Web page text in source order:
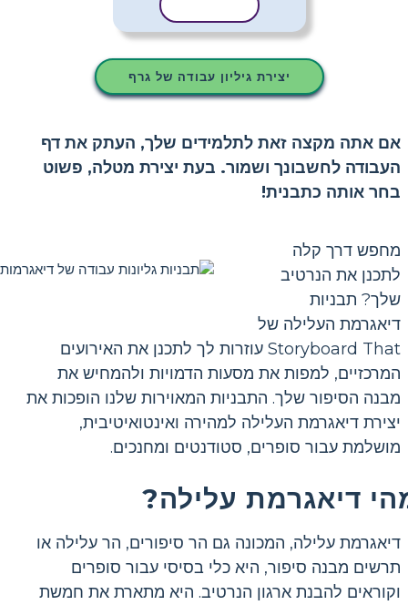
יצירת גיליון עבודה של גרף
אם אתה מקצה זאת לתלמידים שלך, העתק את דף
העבודה לחשבונך ושמור. בעת יצירת מטלה, פשוט
בחר אותה כתבנית!
מחפש דרך קלה
לתכנן את הנרטיב
שלך? תבניות
דיאגרמת העלילה של
Storyboard That עוזרות לך לתכנן את האירועים
המרכזיים, למפות את מסעות הדמויות ולהמחיש את
מבנה הסיפור שלך. התבניות המאוירות שלנו הופכות את
יצירת דיאגרמת העלילה למהירה ואינטואיטיבית,
מושלמת עבור סופרים, סטודנטים ומחנכים.
דיאגרמת עלילה?
דיאגרמת עלילה, המכונה גם הר סיפורים, הר עלילה או
תרשים מבנה סיפור, היא כלי בסיסי עבור סופרים
וקוראים להבנת ארגון הנרטיב. היא מתארת ​​את חמשת